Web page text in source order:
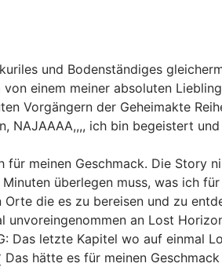
und Bodenständiges
einem meiner absoluten
Vorgängern der Geheimakte
ich bin begeistert
meinen Geschmack. Die Story
überlegen muss, was ich
die es zu bereisen und zu
an Lost
Das letzte Kapitel wo auf einmal
Das hätte es für meinen